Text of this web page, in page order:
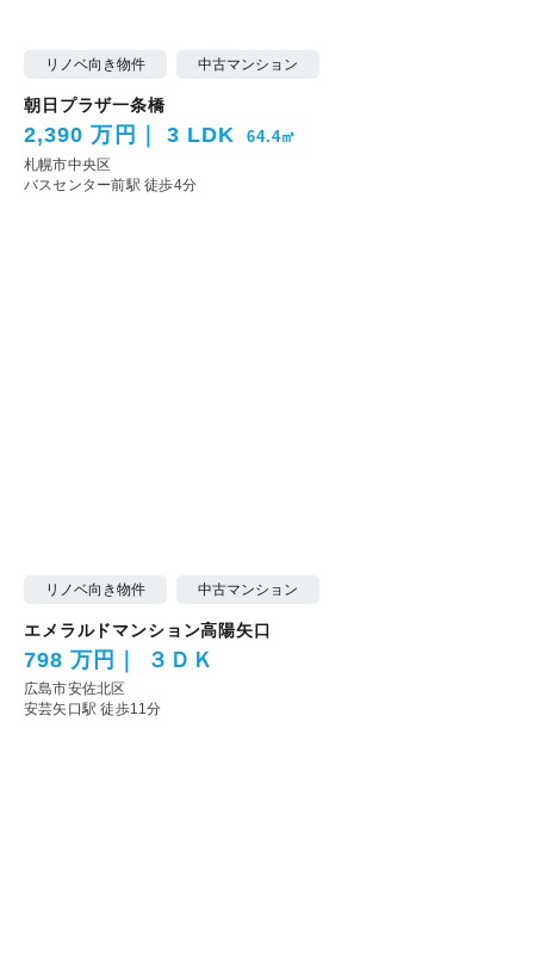
リノベ向き物件 中古マンション
朝日プラザ一条橋
2,390 万円 3 LDK 64.4㎡
札幌市中央区
バスセンター前駅 徒歩4分
リノベ向き物件 中古マンション
エメラルドマンション高陽矢口
798 万円 ３ＤＫ
広島市安佐北区
安芸矢口駅 徒歩11分